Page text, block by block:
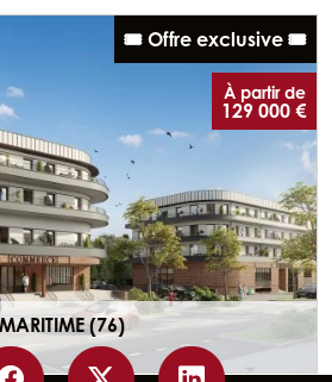
🎟️ Offre exclusive 🎟️
À partir de
129 000 €
(76)